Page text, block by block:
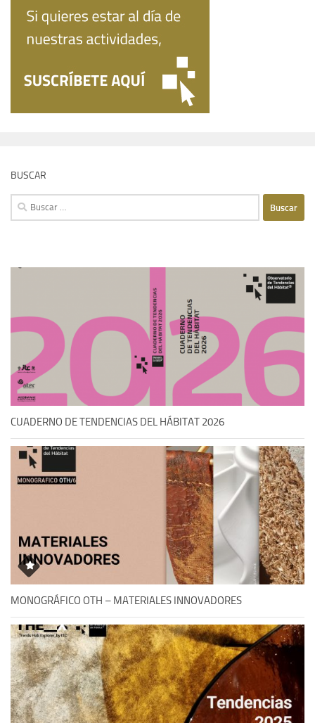
BUSCAR
Buscar:
CUADERNO DE TENDENCIAS DEL HÁBITAT 2026
MONOGRÁFICO OTH – MATERIALES INNOVADORES